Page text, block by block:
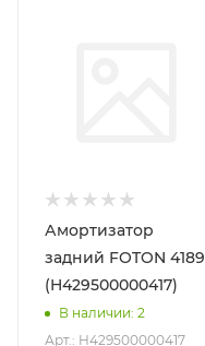
Амортизатор
задний FOTON 4189
(H429500000417)
В наличии: 2
Арт.: H429500000417